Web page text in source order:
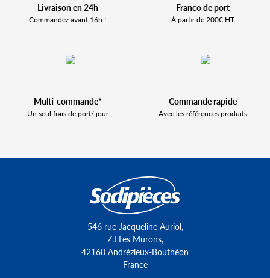
Livraison en 24h
Commandez avant 16h !
Franco de port
À partir de 200€ HT
Multi-commande*
Un seul frais de port/ jour
Commande rapide
Avec les références produits
546 rue Jacqueline Auriol,
Z.I Les Murons,
42160 Andrézieux-Bouthéon
France